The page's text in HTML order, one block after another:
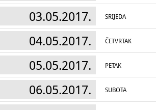
03.05.2017. SRIJEDA
04.05.2017. ČETVRTAK
05.05.2017. PETAK
06.05.2017. SUBOTA